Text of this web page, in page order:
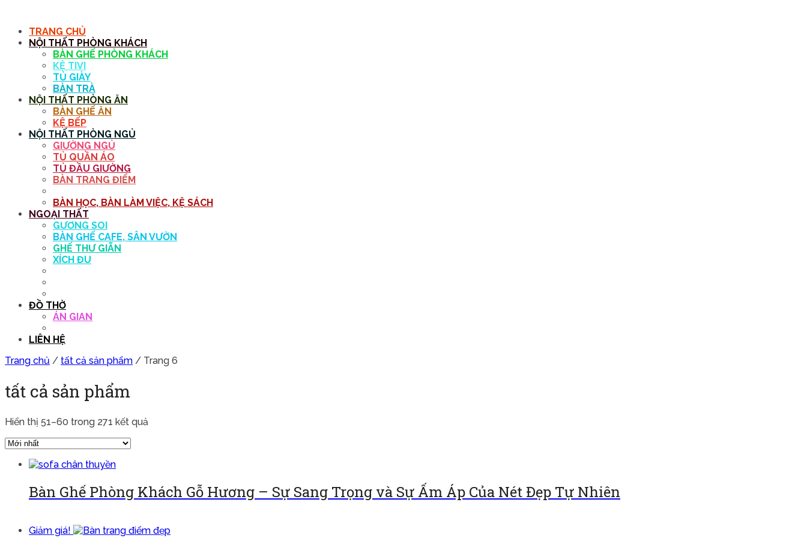
TRANG CHỦ
NỘI THẤT PHÒNG KHÁCH
BÀN GHẾ PHÒNG KHÁCH
KỆ TIVI
TỦ GIÀY
BÀN TRÀ
NỘI THẤT PHÒNG ĂN
BÀN GHẾ ĂN
KỆ BẾP
NỘI THẤT PHÒNG NGỦ
GIƯỜNG NGỦ
TỦ QUẦN ÁO
TỦ ĐẦU GIƯỜNG
BÀN TRANG ĐIỂM
BÀN HỌC, BÀN LÀM VIỆC, KỆ SÁCH
NGOẠI THẤT
GƯƠNG SOI
BÀN GHẾ CAFE, SÂN VƯỜN
GHẾ THƯ GIÃN
XÍCH ĐU
ĐỒ THỜ
ÁN GIAN
LIÊN HỆ
Trang chủ / tất cả sản phẩm / Trang 6
tất cả sản phẩm
Hiển thị 51–60 trong 271 kết quả
Bàn Ghế Phòng Khách Gỗ Hương – Sự Sang Trọng và Sự Ấm Áp Của Nét Đẹp Tự Nhiên
Giảm giá!